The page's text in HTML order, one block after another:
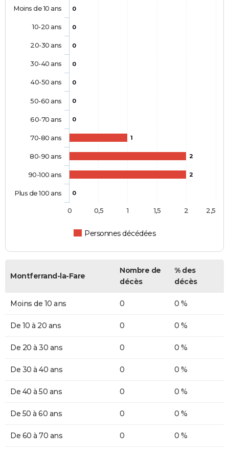
0
0
0
0
0
0
0
1
2
2
0
Personnes décédées
Moins de 10 ans
10-20 ans
20-30 ans
30-40 ans
40-50 ans
50-60 ans
60-70 ans
70-80 ans
80-90 ans
90-100 ans
Plus de 100 ans
0 0,5 1 1,5 2 2,5
Montferrand-la-Fare
Nombre de
décès
% des
décès
Moins de 10 ans 0 0 %
De 10 à 20 ans 0 0 %
De 20 à 30 ans 0 0 %
De 30 à 40 ans 0 0 %
De 40 à 50 ans 0 0 %
De 50 à 60 ans 0 0 %
De 60 à 70 ans 0 0 %